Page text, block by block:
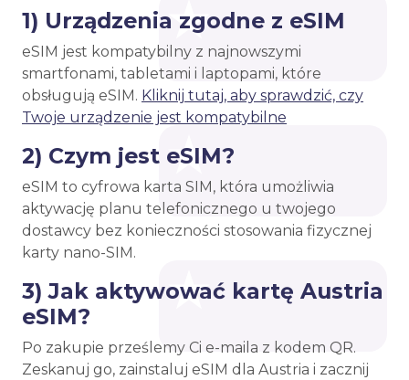
1) Urządzenia zgodne z eSIM
eSIM jest kompatybilny z najnowszymi
smartfonami, tabletami i laptopami, które
obsługują eSIM. Kliknij tutaj, aby sprawdzić, czy
Twoje urządzenie jest kompatybilne
2) Czym jest eSIM?
eSIM to cyfrowa karta SIM, która umożliwia
aktywację planu telefonicznego u twojego
dostawcy bez konieczności stosowania fizycznej
karty nano-SIM.
3) Jak aktywować kartę Austria
eSIM?
Po zakupie prześlemy Ci e-maila z kodem QR.
Zeskanuj go, zainstaluj eSIM dla Austria i zacznij